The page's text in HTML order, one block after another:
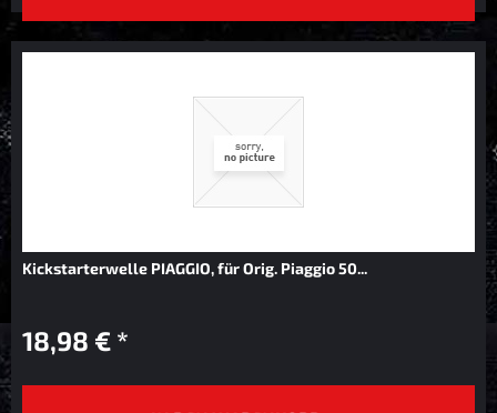
Kickstarterwelle PIAGGIO, für Orig. Piaggio 50...
18,98 € *